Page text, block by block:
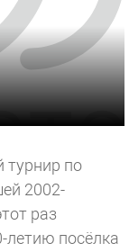
турнир по
2002-
раз
летию посёлка